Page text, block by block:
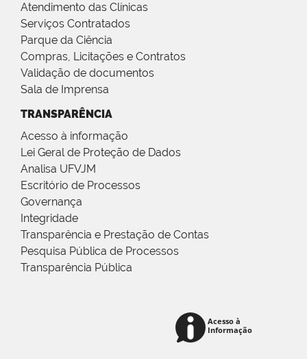
Atendimento das Clínicas
Serviços Contratados
Parque da Ciência
Compras, Licitações e Contratos
Validação de documentos
Sala de Imprensa
TRANSPARÊNCIA
Acesso à informação
Lei Geral de Proteção de Dados
Analisa UFVJM
Escritório de Processos
Governança
Integridade
Transparência e Prestação de Contas
Pesquisa Pública de Processos
Transparência Pública